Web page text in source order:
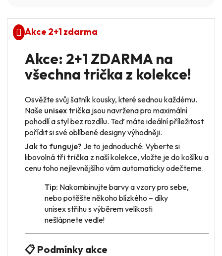
Akce 2+1 zdarma
Akce: 2+1 ZDARMA na
všechna trička z kolekce!
Osvěžte svůj šatník kousky, které sednou každému.
Naše unisex trička jsou navržena pro maximální
pohodlí a styl bez rozdílu. Teď máte ideální příležitost
pořídit si své oblíbené designy výhodněji.
Jak to funguje? Je to jednoduché: Vyberte si
libovolná tři trička z naší kolekce, vložte je do košíku a
cenu toho nejlevnějšího vám automaticky odečteme.
Tip: Nakombinujte barvy a vzory pro sebe,
nebo potěšte někoho blízkého – díky
unisex střihu s výběrem velikosti
nešlápnete vedle!
📋 Podmínky akce